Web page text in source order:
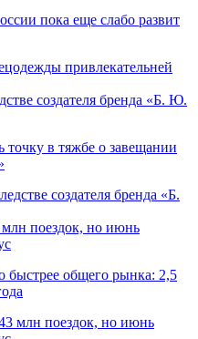
пока еще слабо развит
создателя бренда «Б. Ю.
точку в тяжбе о завещании
поездок, но июнь
быстрее общего рынка: 2,5